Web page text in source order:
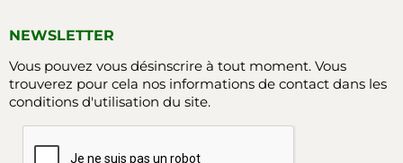
NEWSLETTER
Vous pouvez vous désinscrire à tout moment. Vous
trouverez pour cela nos informations de contact dans les
conditions d'utilisation du site.